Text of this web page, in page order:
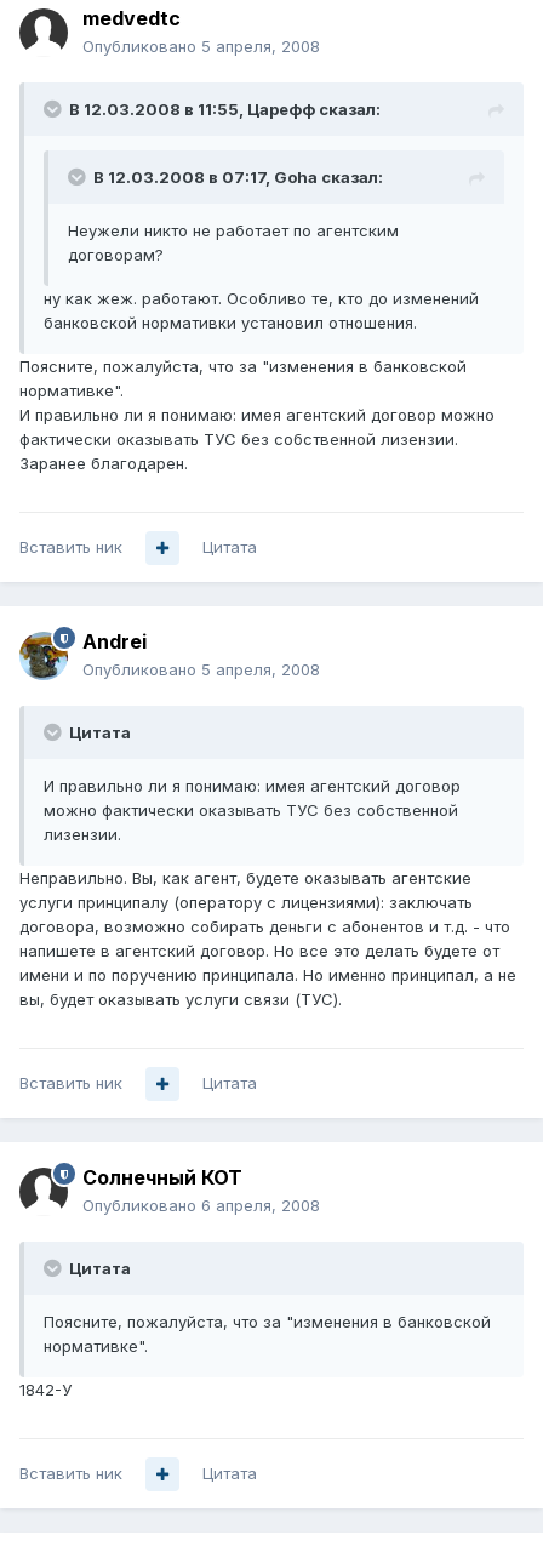
medvedtc
Опубликовано 5 апреля, 2008
В 12.03.2008 в 11:55, Царефф сказал:
В 12.03.2008 в 07:17, Goha сказал:
Неужели никто не работает по агентским
договорам?
ну как жеж. работают. Особливо те, кто до изменений
банковской нормативки установил отношения.
Поясните, пожалуйста, что за "изменения в банковской
нормативке".
И правильно ли я понимаю: имея агентский договор можно
фактически оказывать ТУС без собственной лизензии.
Заранее благодарен.
Вставить ник Цитата
Andrei
Опубликовано 5 апреля, 2008
Цитата
И правильно ли я понимаю: имея агентский договор
можно фактически оказывать ТУС без собственной
лизензии.
Неправильно. Вы, как агент, будете оказывать агентские
услуги принципалу (оператору с лицензиями): заключать
договора, возможно собирать деньги с абонентов и т.д. - что
напишете в агентский договор. Но все это делать будете от
имени и по поручению принципала. Но именно принципал, а не
вы, будет оказывать услуги связи (ТУС).
Вставить ник Цитата
Солнечный КОТ
Опубликовано 6 апреля, 2008
Цитата
Поясните, пожалуйста, что за "изменения в банковской
нормативке".
1842-У
Вставить ник Цитата